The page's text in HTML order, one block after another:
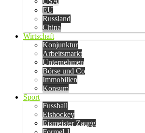
EU
Russland
China
Wirtschaft
Konjunktur
Arbeitsmarkt
Unternehmen
Börse und Co
Immobilien
Konsum
Sport
Fussball
Eishockey
Eismeister Zaugg